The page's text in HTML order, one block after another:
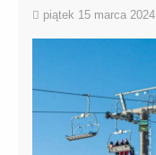
piątek 15 marca 2024